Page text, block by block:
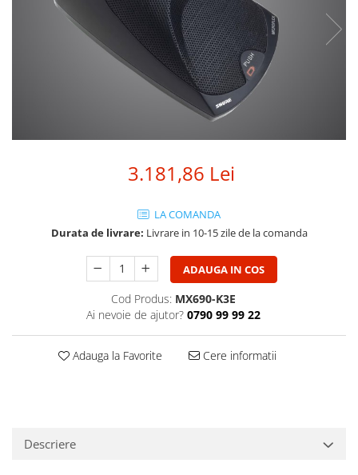
Accesorii Generale
Accesorii pentru boxe
Adaptoare Audio
Cabluri Audio cu Conectori
Moving head-uri – Spot
Proiectoare Lumini
3.181,86 Lei
LA COMANDA
Durata de livrare: Livrare in 10-15 zile de la comanda
ADAUGA IN COS
Cod Produs: MX690-K3E
Ai nevoie de ajutor? 0790 99 99 22
Adauga la Favorite Cere informatii
Descriere